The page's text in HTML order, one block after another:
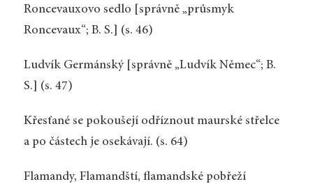
Roncevauxovo sedlo [správně „průsmyk
Roncevaux“; B. S.] (s. 46)
Ludvík Germánský [správně „Ludvík Němec“; B.
S.] (s. 47)
Křesťané se pokoušejí odříznout maurské střelce
a po částech je osekávají. (s. 64)
Flamandy, Flamandští, flamandské pobřeží